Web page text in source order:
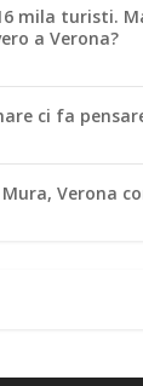
mila turisti.
a Verona?
ci fa
Verona